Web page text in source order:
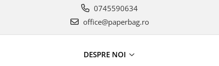
0745590634
office@paperbag.ro
DESPRE NOI